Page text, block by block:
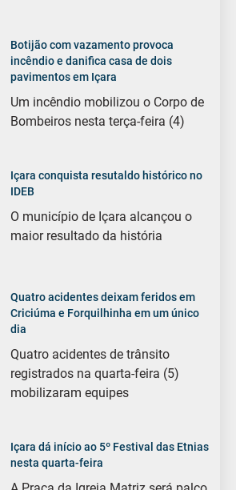
Botijão com vazamento provoca
incêndio e danifica casa de dois
pavimentos em Içara
Um incêndio mobilizou o Corpo de
Bombeiros nesta terça-feira (4)
Içara conquista resutaldo histórico no
IDEB
O município de Içara alcançou o
maior resultado da história
Quatro acidentes deixam feridos em
Criciúma e Forquilhinha em um único
dia
Quatro acidentes de trânsito
registrados na quarta-feira (5)
mobilizaram equipes
Içara dá início ao 5º Festival das Etnias
nesta quarta-feira